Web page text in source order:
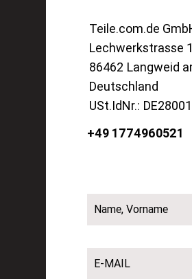
Teile.com.de
Lechwerkstrasse
86462 Langweid
Deutschland
USt.IdNr.:
+49 1774960521
Name, Vorname
E-MAIL